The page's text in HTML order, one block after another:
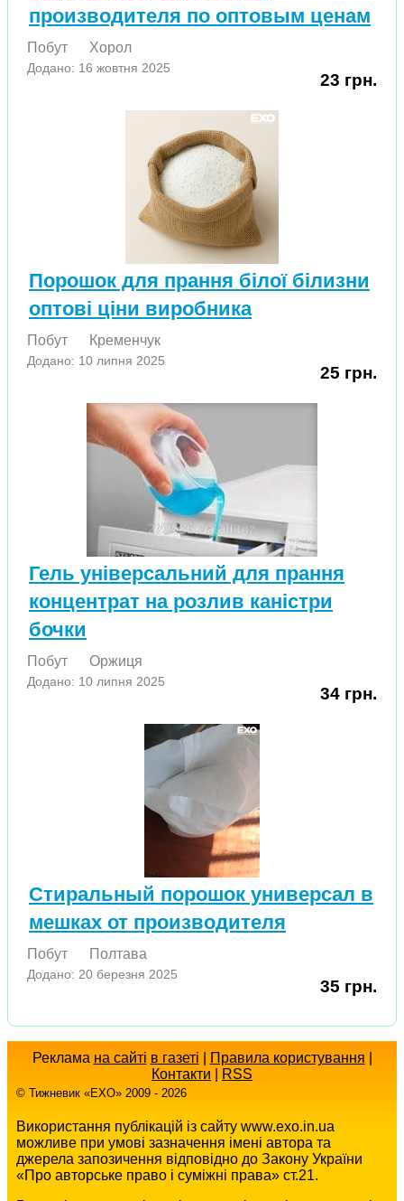
производителя по оптовым ценам
Побут Хорол
Додано: 16 жовтня 2025
23 грн.
Порошок для прання білої білизни
оптові ціни виробника
Побут Кременчук
Додано: 10 липня 2025
25 грн.
Гель універсальний для прання
концентрат на розлив каністри
бочки
Побут Оржиця
Додано: 10 липня 2025
34 грн.
Стиральный порошок универсал в
мешках от производителя
Побут Полтава
Додано: 20 березня 2025
35 грн.
Реклама на сайті в газеті Правила користування
Контакти
RSS
© Тижневик «EХO» 2009 - 2026
Використання публікацій із сайту www.exo.in.ua
можливе при умові зазначення імені автора та
джерела запозичення відповідно до Закону України
«Про авторське право і суміжні права» ст.21.